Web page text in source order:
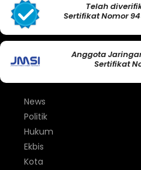
Telah
Sertifikat Nomor
Anggota
Sertifikat
News
Politik
Hukum
Ekbis
Kota